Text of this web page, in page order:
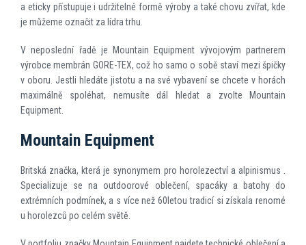
a eticky přístupuje i udržitelné formě výroby a také chovu zvířat, kde
je můžeme označit za lídra trhu.
V neposlední řadě je Mountain Equipment vývojovým partnerem
výrobce membrán GORE-TEX, což ho samo o sobě staví mezi špičky
v oboru. Jestli hledáte jistotu a na své vybavení se chcete v horách
maximálně spoléhat, nemusíte dál hledat a zvolte Mountain
Equipment.
Mountain Equipment
Britská značka, která je synonymem pro horolezectví a alpinismus .
Specializuje se na outdoorové oblečení, spacáky a batohy do
extrémních podmínek, a s více než 60letou tradicí si získala renomé
u horolezců po celém světě.